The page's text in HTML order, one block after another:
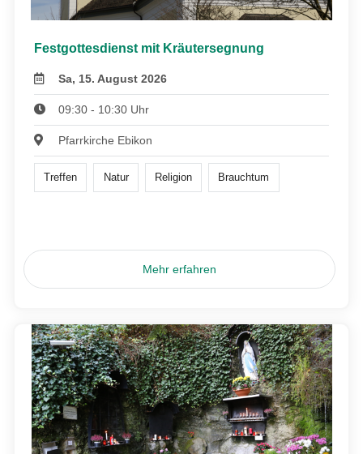
Festgottesdienst mit Kräutersegnung
Sa, 15. August 2026
09:30 - 10:30 Uhr
Pfarrkirche Ebikon
Treffen Natur Religion Brauchtum
Mehr erfahren